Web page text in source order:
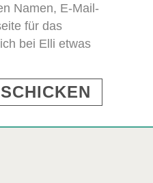
Namen, E-Mail-
für das
bei Elli etwas